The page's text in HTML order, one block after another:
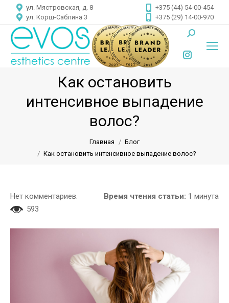
ул. Мястровская, д. 8
+375 (44) 54-00-454
ул. Корш-Саблина 3
+375 (29) 14-00-970
Поиск:
Instagram
in
Как остановить
интенсивное выпадение
волос?
Главная
Блог
Как остановить интенсивное выпадение волос?
Нет комментариев. Время чтения статьи: 1 минута
593